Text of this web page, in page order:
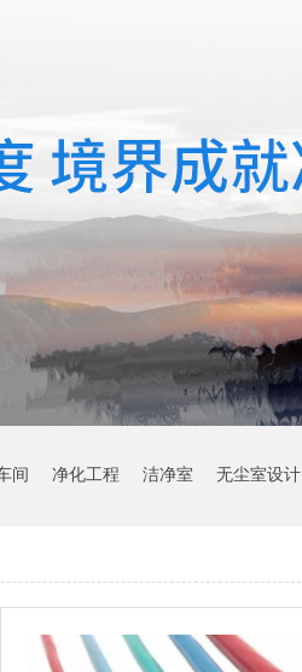
间 净化工程 洁净室 无尘室设计